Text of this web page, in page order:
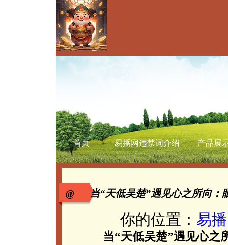
首页 易播网违禁词介绍 产品展
@ 当“天低吴楚”遇见心之所向：
你的位置： 易
当“天低吴楚”遇见心之